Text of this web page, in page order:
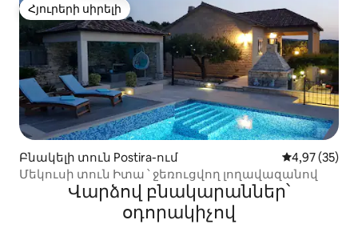
Հյուրերի սիրելի
Հյուրերի սիրելի
Բնակելի տուն Postira-ում Միջին
4,97 (35)
Մեկուսի տուն Իտա ՝ ջեռուցվող լողավազանով
Վարձով բնակարաններ՝
օդորակիչով